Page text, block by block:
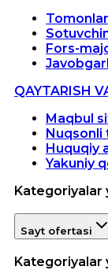
Fors-
QAYTARISH
Maqbul
Nuqsonli
Huquqiy
Yakuniy
Kategoriyalar
Sayt ofertasi
Kategoriyalar